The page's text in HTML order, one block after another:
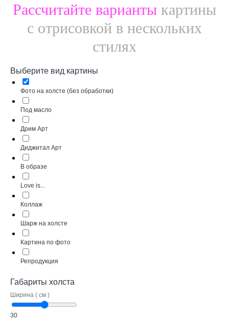
Рассчитайте варианты картины
с отрисовкой в нескольких
стилях
Выберите вид картины
Фото на холсте (без обработки)
Под масло
Дрим Арт
Диджитал Арт
В образе
Love is...
Коллаж
Шарж на холсте
Картина по фото
Репродукция
Габариты холста
Ширина ( см )
30